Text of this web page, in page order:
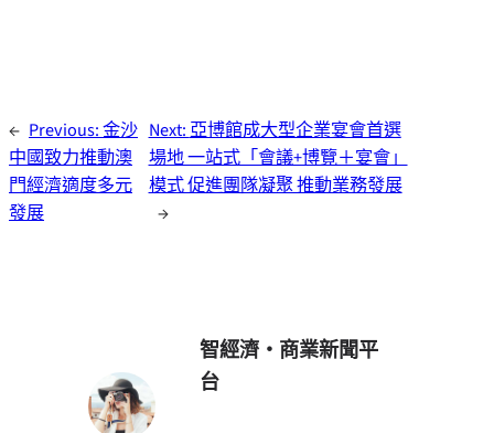
← Previous:金沙
中國致力推動澳
門經濟適度多元
發展
Next: 亞博館成大型企業宴會首選
場地 一站式「會議+博覽＋宴會」
模式 促進團隊凝聚 推動業務發展
→
智經濟・商業新聞平
台